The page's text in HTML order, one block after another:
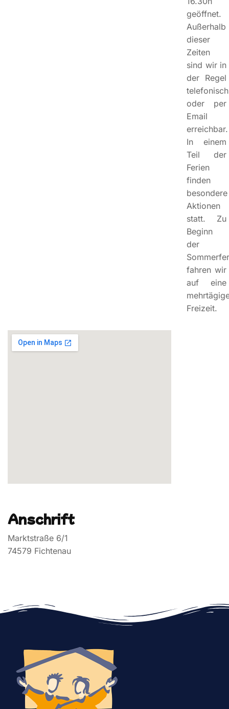
geöffnet.
Außerhalb
dieser
Zeiten
sind wir in
der Regel
telefonisch
oder per
Email
erreichbar.
In einem
Teil der
Ferien
finden
besondere
Aktionen
statt. Zu
Beginn
der
fahren wir
auf eine
Freizeit.
Anschrift
Marktstraße 6/1
74579 Fichtenau